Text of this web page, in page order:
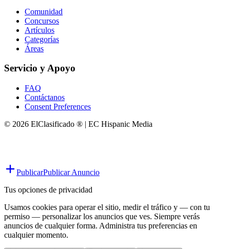
Comunidad
Concursos
Artículos
Categorías
Áreas
Servicio y Apoyo
FAQ
Contáctanos
Consent Preferences
© 2026 ElClasificado ® | EC Hispanic Media
PublicarPublicar Anuncio
Tus opciones de privacidad
Usamos cookies para operar el sitio, medir el tráfico y — con tu
permiso — personalizar los anuncios que ves. Siempre verás
anuncios de cualquier forma. Administra tus preferencias en
cualquier momento.